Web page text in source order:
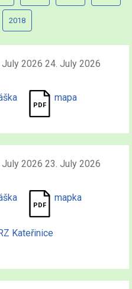
2018
2026 24. July 2026
mapa
2026 23. July 2026
mapka
Kateřinice